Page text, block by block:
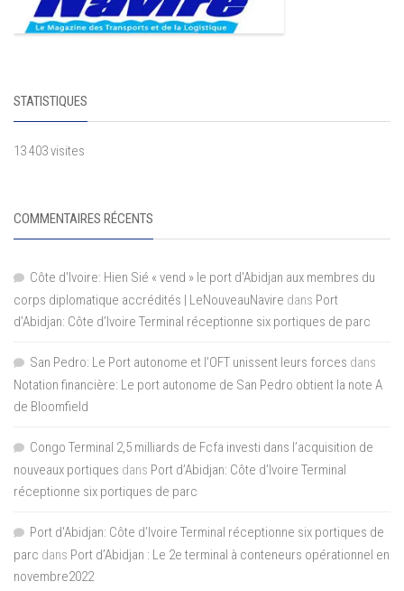
STATISTIQUES
13 403 visites
COMMENTAIRES RÉCENTS
Côte d'Ivoire: Hien Sié « vend » le port d'Abidjan aux membres du
corps diplomatique accrédités | LeNouveauNavire dans Port
d’Abidjan: Côte d’Ivoire Terminal réceptionne six portiques de parc
San Pedro: Le Port autonome et l’OFT unissent leurs forces dans
Notation financière: Le port autonome de San Pedro obtient la note A
de Bloomfield
Congo Terminal 2,5 milliards de Fcfa investi dans l’acquisition de
nouveaux portiques dans Port d’Abidjan: Côte d’Ivoire Terminal
réceptionne six portiques de parc
Port d'Abidjan: Côte d’Ivoire Terminal réceptionne six portiques de
parc dans Port d’Abidjan : Le 2e terminal à conteneurs opérationnel en
novembre2022